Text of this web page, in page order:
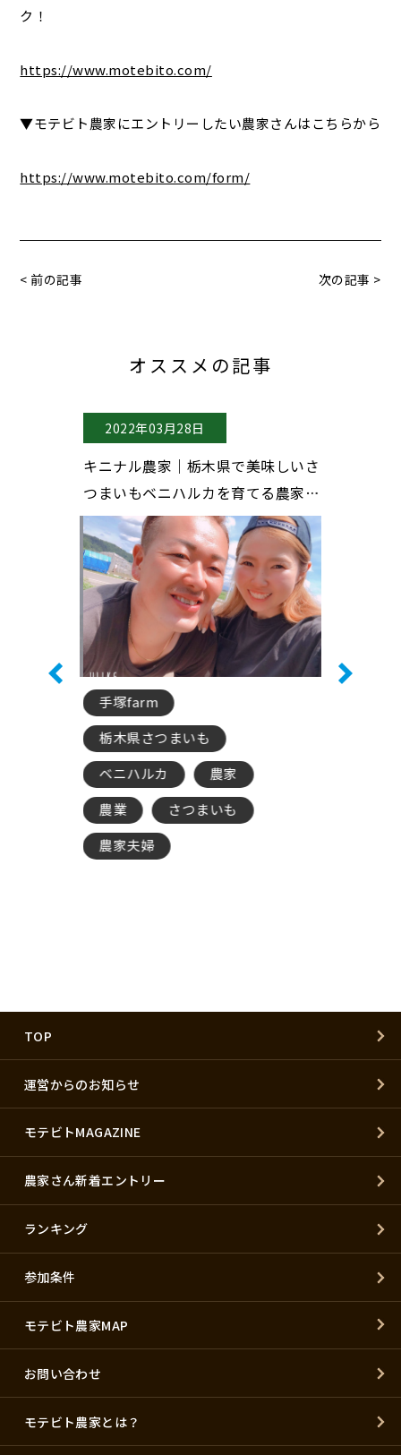
ク！
https://www.motebito.com/
▼モテビト農家にエントリーしたい農家さんはこちらから
https://www.motebito.com/form/
< 前の記事 次の記事 >
オススメの記事
2022年03月28日
キニナル農家｜栃木県で美味しいさ
つまいもベニハルカを育てる農家夫
婦、手塚farmさん♪
手塚farm
栃木県さつまいも
ベニハルカ
農家
農業
さつまいも
農家夫婦
TOP
運営からのお知らせ
モテビトMAGAZINE
農家さん新着エントリー
ランキング
参加条件
モテビト農家MAP
お問い合わせ
モテビト農家とは？